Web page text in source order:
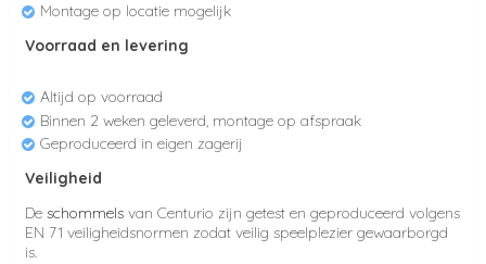
Montage op locatie mogelijk
Voorraad en levering
Altijd op voorraad
Binnen 2 weken geleverd, montage op afspraak
Geproduceerd in eigen zagerij
Veiligheid
De schommels van Centurio zijn getest en geproduceerd volgens
EN 71 veiligheidsnormen zodat veilig speelplezier gewaarborgd
is.